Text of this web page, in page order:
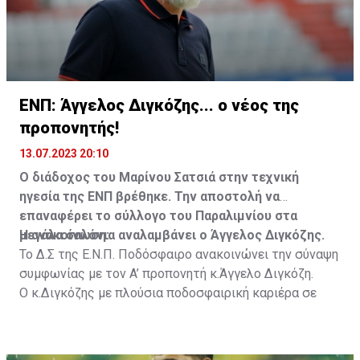
ΕΝΠ: Άγγελος Διγκόζης... ο νέος της
προπονητής!
13.07.2023 20:10
Ο διάδοχος του Μαρίνου Σατσιά στην τεχνική
ηγεσία της ΕΝΠ βρέθηκε. Την αποστολή να
επαναφέρει το σύλλογο του Παραλιμνίου στα
μεγάλα σαλόνια αναλαμβάνει ο Άγγελος Διγκόζης.
Η ανακοίνωση:
Το Δ.Σ της Ε.Ν.Π. Ποδόσφαιρο ανακοινώνει την σύναψη
συμφωνίας με τον A’ προπονητή κ.Άγγελο Διγκόζη.
Ο κ.Διγκόζης με πλούσια ποδοσφαιρική καριέρα σε